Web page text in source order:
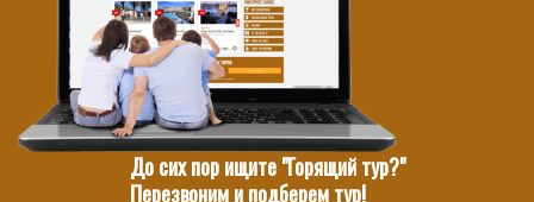
До сих пор ищите "Горящий тур?"
Перезвоним и подберем тур!